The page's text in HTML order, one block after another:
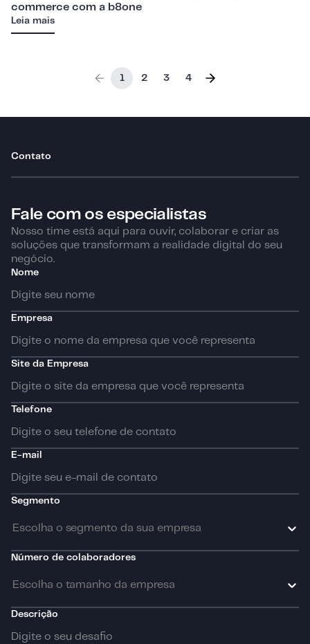
commerce com a b8one
Leia mais
1 2 3 4
Contato
Fale com os especialistas
Nosso time está aqui para ouvir, colaborar e criar as
soluções que transformam a realidade digital do seu
negócio.
Nome
Empresa
Site da Empresa
Telefone
E-mail
Segmento
Escolha o segmento da sua empresa
Número de colaboradores
Escolha o tamanho da empresa
Descrição